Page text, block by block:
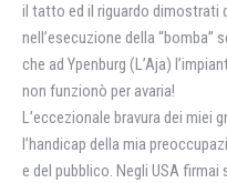
il tatto ed il riguardo dimostrati
nell’esecuzione della “bomba”
che ad Ypenburg (L’Aja)
non funzionò per avaria!
L’eccezionale bravura dei miei
l’handicap della mia
e del pubblico. Negli USA